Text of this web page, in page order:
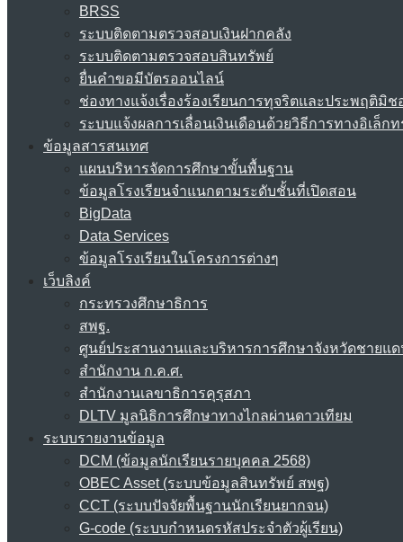
BRSS
ระบบติดตามตรวจสอบเงินฝากคลัง
ระบบติดตามตรวจสอบสินทรัพย์
ยื่นคำขอมีบัตรออนไลน์
ช่องทางแจ้งเรื่องร้องเรียนการทุจริตและประพฤติมิช
ระบบแจ้งผลการเลื่อนเงินเดือนด้วยวิธีการทางอิเล็ก
ข้อมูลสารสนเทศ
แผนบริหารจัดการศึกษาขั้นพื้นฐาน
ข้อมูลโรงเรียนจำแนกตามระดับชั้นที่เปิดสอน
BigData
Data Services
ข้อมูลโรงเรียนในโครงการต่างๆ
เว็บลิงค์
กระทรวงศึกษาธิการ
สพฐ.
ศูนย์ประสานงานและบริหารการศึกษาจังหวัดชายแ
สำนักงาน ก.ค.ศ.
สำนักงานเลขาธิการคุรุสภา
DLTV มูลนิธิการศึกษาทางไกลผ่านดาวเทียม
ระบบรายงานข้อมูล
DCM (ข้อมูลนักเรียนรายบุคคล 2568)
OBEC Asset (ระบบข้อมูลสินทรัพย์ สพฐ)
CCT (ระบบปัจจัยพื้นฐานนักเรียนยากจน)
G-code (ระบบกำหนดรหัสประจำตัวผู้เรียน)